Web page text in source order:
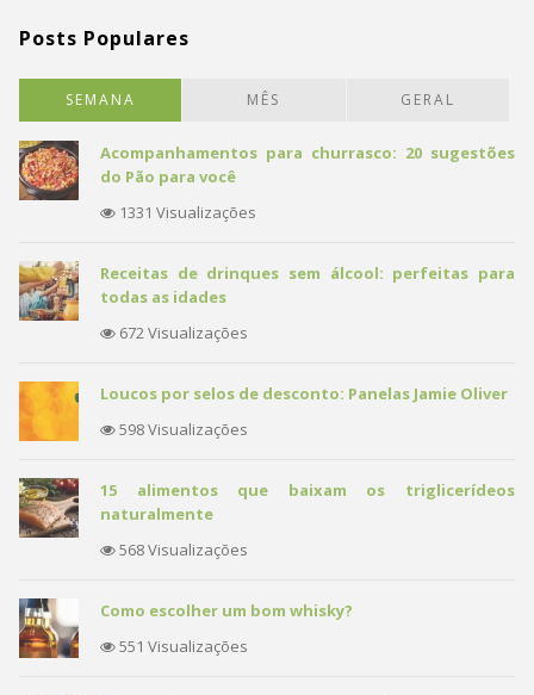
Posts Populares
SEMANA MÊS GERAL
Acompanhamentos para churrasco: 20 sugestões
do Pão para você
1331 Visualizações
Receitas de drinques sem álcool: perfeitas para
todas as idades
672 Visualizações
Loucos por selos de desconto: Panelas Jamie Oliver
598 Visualizações
15 alimentos que baixam os triglicerídeos
naturalmente
568 Visualizações
Como escolher um bom whisky?
551 Visualizações